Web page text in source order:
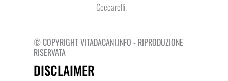
Ceccarelli.
© COPYRIGHT VITADACANI.INFO - RIPRODUZIONE
RISERVATA
DISCLAIMER